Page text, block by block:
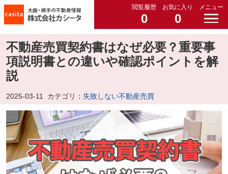
閲覧履歴
0
お気に入り
0
メニュー
不動産売買契約書はなぜ必要？重要事
項説明書との違いや確認ポイントを解
説
2025-03-11 カテゴリ： 失敗しない不動産売買